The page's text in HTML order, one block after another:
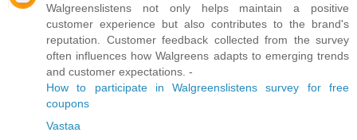
Walgreenslistens not only helps maintain a positive
customer experience but also contributes to the brand's
reputation. Customer feedback collected from the survey
often influences how Walgreens adapts to emerging trends
and customer expectations. -
How to participate in Walgreenslistens survey for free
coupons
Vastaa